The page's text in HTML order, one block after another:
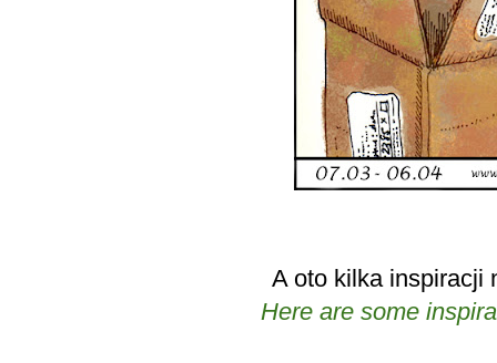
A oto kilka inspiracji
Here are some